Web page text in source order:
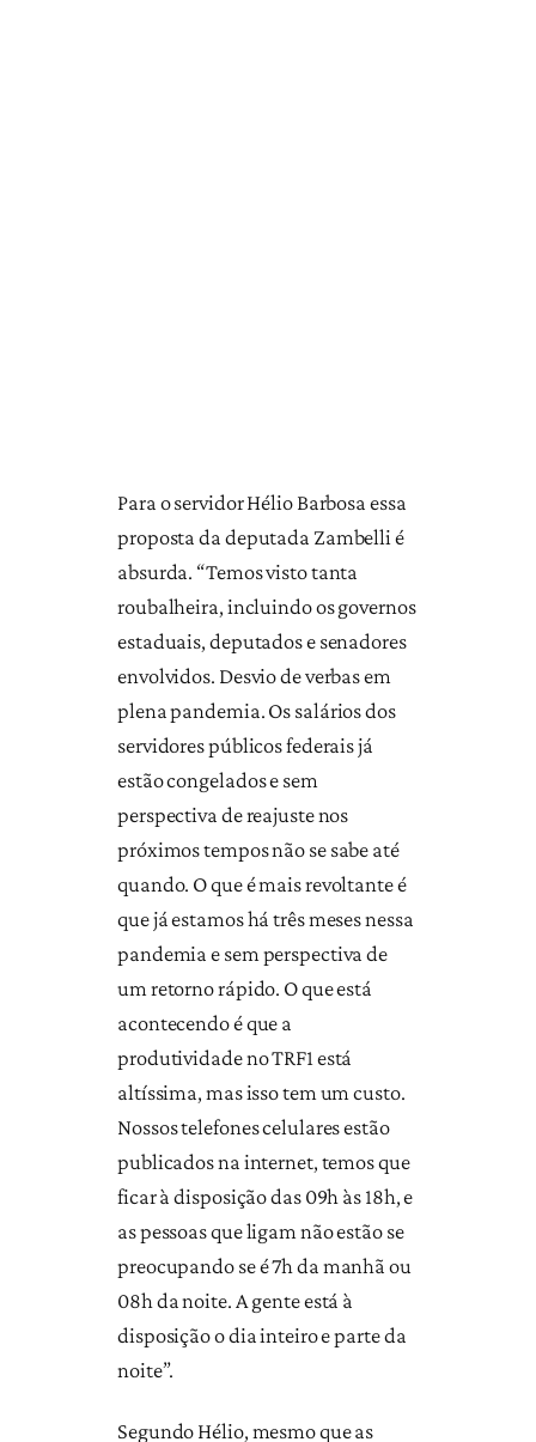
Para o servidor Hélio Barbosa essa
proposta da deputada Zambelli é
absurda. “Temos visto tanta
roubalheira, incluindo os governos
estaduais, deputados e senadores
envolvidos. Desvio de verbas em
plena pandemia. Os salários dos
servidores públicos federais já
estão congelados e sem
perspectiva de reajuste nos
próximos tempos não se sabe até
quando. O que é mais revoltante é
que já estamos há três meses nessa
pandemia e sem perspectiva de
um retorno rápido. O que está
acontecendo é que a
produtividade no TRF1 está
altíssima, mas isso tem um custo.
Nossos telefones celulares estão
publicados na internet, temos que
ficar à disposição das 09h às 18h, e
as pessoas que ligam não estão se
preocupando se é 7h da manhã ou
08h da noite. A gente está à
disposição o dia inteiro e parte da
noite”.
Segundo Hélio, mesmo que as